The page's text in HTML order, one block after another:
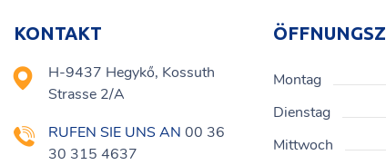
KONTAKT
H-9437 Hegykő, Kossuth
Strasse 2/A
RUFEN SIE UNS AN 00 36
30 315 4637
Montag
Dienstag
Mittwoch